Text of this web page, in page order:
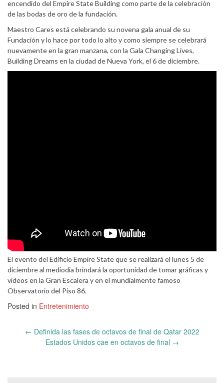
encendido del Empire State Building como parte de la celebración
de las bodas de oro de la fundación.
Maestro Cares está celebrando su novena gala anual de su
Fundación y lo hace por todo lo alto y como siempre se celebrará
nuevamente en la gran manzana, con la Gala Changing Lives,
Building Dreams en la ciudad de Nueva York, el 6 de diciembre.
El evento del Edificio Empire State que se realizará el lunes 5 de
diciembre al mediodia brindará la oportunidad de tomar gráficas y
videos en la Gran Escalera y en el mundialmente famoso
Observatorio del Piso 86.
Posted in Entretenimiento
← Definida las fases de octavos de final de Qatar 2022
Estados Unidos cae en octavos de final →